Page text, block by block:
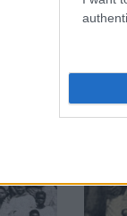
fiú
bal